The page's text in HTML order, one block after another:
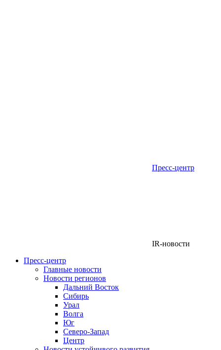
Пресс-центр
IR-новости
Пресс-центр
Главные новости
Новости регионов
Дальний Восток
Сибирь
Урал
Волга
Юг
Северо-Запад
Центр